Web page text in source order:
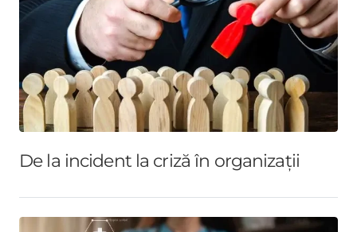
De la incident la criză în organizații